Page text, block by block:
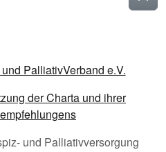
und Palliativversorgung